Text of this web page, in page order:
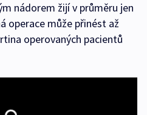
nádorem žijí v průměru jen
operace může přinést až
operovaných pacientů